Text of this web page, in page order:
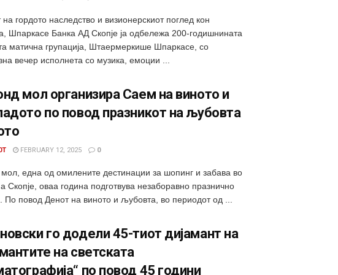
на гордото наследство и визионерскиот поглед кон
Шпаркасе Банка АД Скопје ја одбележа 200-годишнината
матична групација, Штаермеркише Шпаркасе, со
вечер исполнета со музика, емоции ...
мол организира Саем на виното и
по повод празникот на љубовта
FEBRUARY 12, 2025 0
една од омилените дестинации за шопинг и забава во
Скопје, оваа година подготвува незаборавно празнично
По повод Денот на виното и љубовта, во периодот од ...
го додели 45-тиот дијамант на
на светската
по повод 45 години